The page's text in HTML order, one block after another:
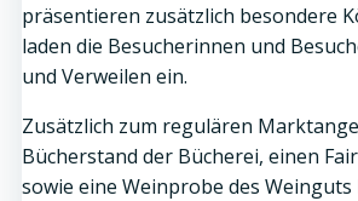
präsentieren zusätzlich besondere
laden die Besucherinnen und
und Verweilen ein.
Zusätzlich zum regulären
Bücherstand der Bücherei, einen
sowie eine Weinprobe des Weinguts